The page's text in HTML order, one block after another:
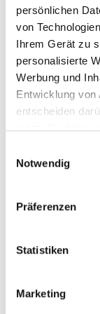
persönlichen
von
Ihrem Gerät zu
personalisierte
Werbung und
Entwicklung von
entscheiden
nutzt. Sie
Trigger Symbol
können
Erfahren Sie
Notwendig
Präferenzen
Statistiken
Marketing
Kristall 1